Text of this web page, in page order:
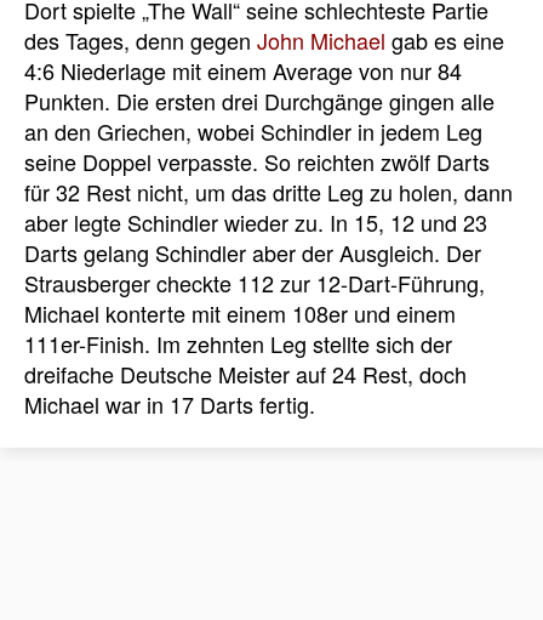
Dort spielte „The Wall“ seine schlechteste Partie
des Tages, denn gegen John Michael gab es eine
4:6 Niederlage mit einem Average von nur 84
Punkten. Die ersten drei Durchgänge gingen alle
an den Griechen, wobei Schindler in jedem Leg
seine Doppel verpasste. So reichten zwölf Darts
für 32 Rest nicht, um das dritte Leg zu holen, dann
aber legte Schindler wieder zu. In 15, 12 und 23
Darts gelang Schindler aber der Ausgleich. Der
Strausberger checkte 112 zur 12-Dart-Führung,
Michael konterte mit einem 108er und einem
111er-Finish. Im zehnten Leg stellte sich der
dreifache Deutsche Meister auf 24 Rest, doch
Michael war in 17 Darts fertig.